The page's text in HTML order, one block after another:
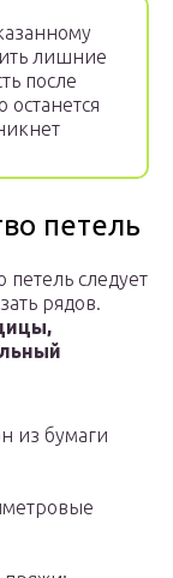
лишние
после
петель
петель следует
рядов.
из бумаги